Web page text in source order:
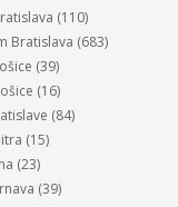
(110)
Bratislava (683)
(39)
(16)
(84)
(15)
(23)
(39)